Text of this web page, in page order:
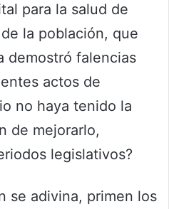
para la salud de
la población, que
demostró falencias
actos de
no haya tenido la
de mejorarlo,
legislativos?
se adivina, primen los